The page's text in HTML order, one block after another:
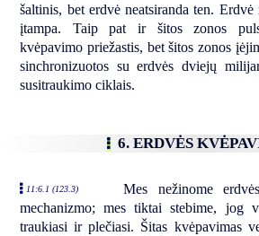
šaltinis, bet erdvė neatsiranda ten.
įtampa. Taip pat ir šitos zonos
kvėpavimo priežastis, bet šitos zonos
sinchronizuotos su erdvės dviejų
susitraukimo ciklais.
6. ERDVĖS
11:6.1 (123.3)
Mes nežinome
mechanizmo; mes tiktai stebime, jog
traukiasi ir plečiasi. Šitas kvėpavimas